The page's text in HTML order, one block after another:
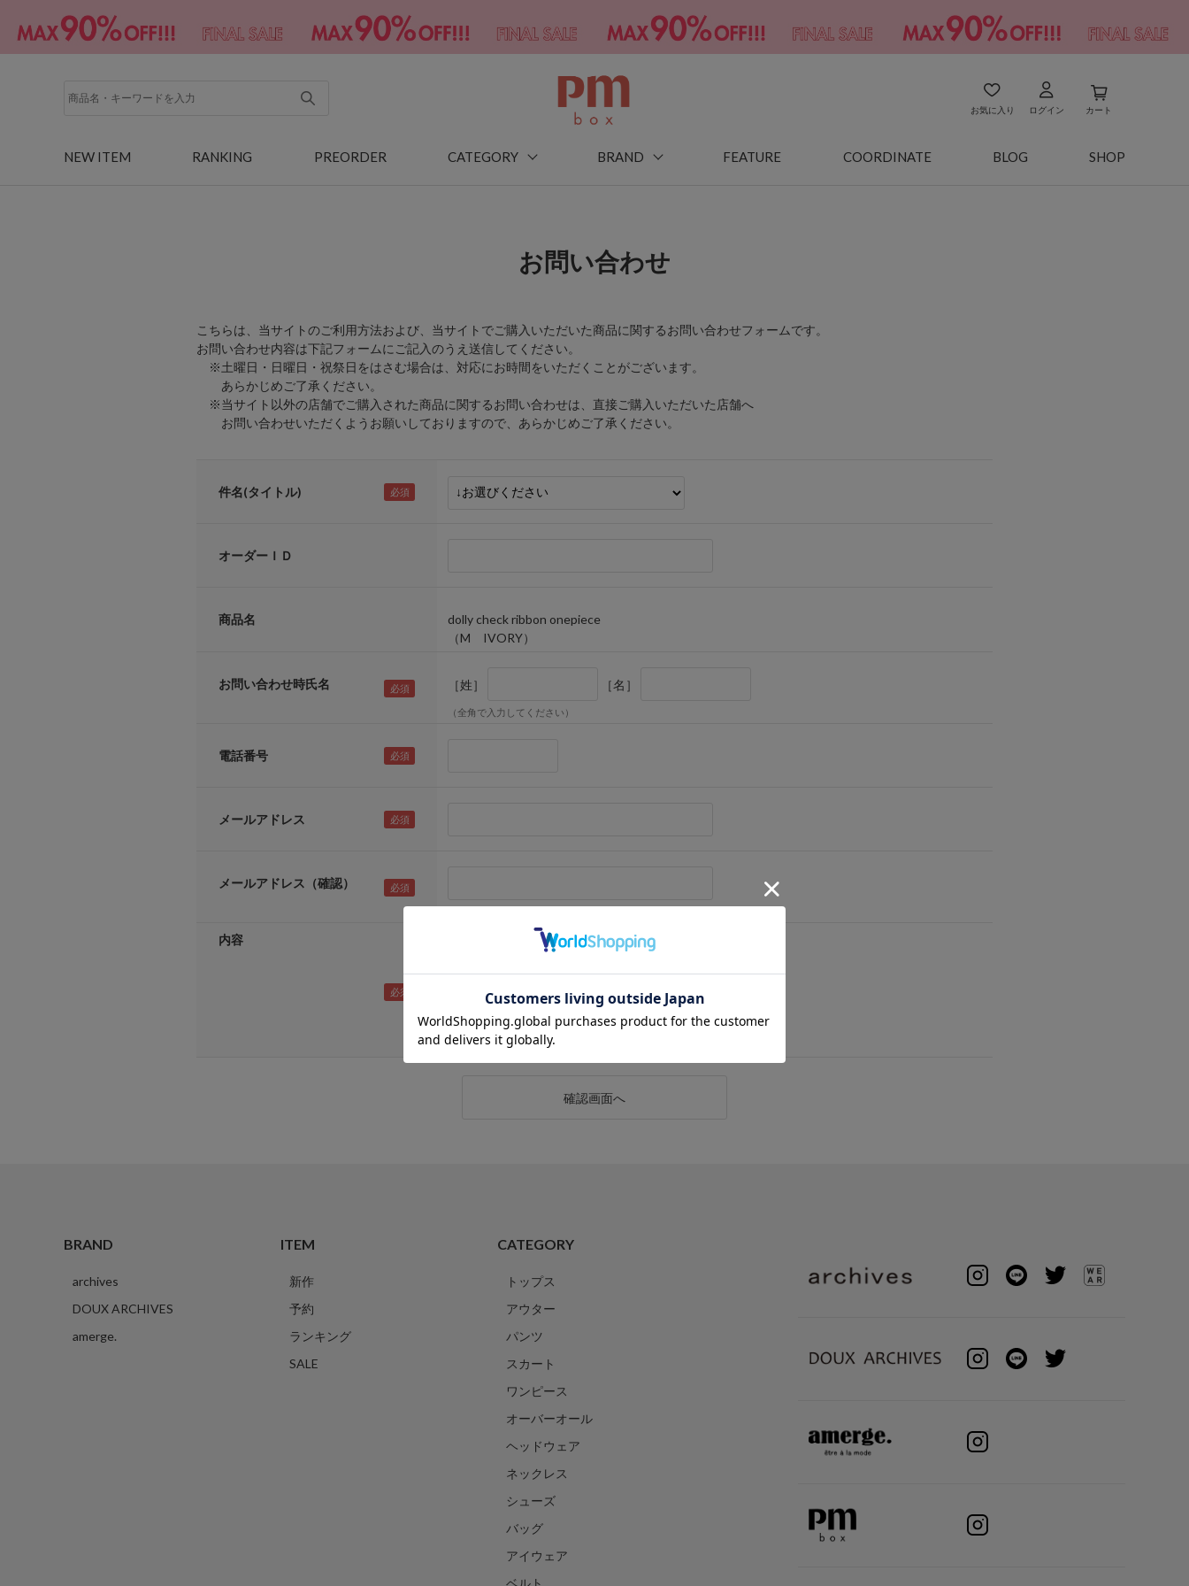
お気に入り ログイン カート
NEW ITEM RANKING PREORDER CATEGORY BRAND FEATURE COORDINATE BLOG SHOP
お問い合わせ
こちらは、当サイトのご利用方法および、当サイトでご購入いただいた商品に関するお問い合わせフォームです。
お問い合わせ内容は下記フォームにご記入のうえ送信してください。
※土曜日・日曜日・祝祭日をはさむ場合は、対応にお時間をいただくことがございます。
あらかじめご了承ください。
※当サイト以外の店舗でご購入された商品に関するお問い合わせは、直接ご購入いただいた店舗へ
お問い合わせいただくようお願いしておりますので、あらかじめご了承ください。
件名(タイトル)
オーダーＩＤ
商品名
dolly check ribbon onepiece
（M IVORY）
お問い合わせ時氏名 ［姓］ ［名］
（全角で入力してください）
電話番号
メールアドレス
メールアドレス（確認）
内容
BRAND
archives
DOUX ARCHIVES
amerge.
ITEM
新作
予約
ランキング
SALE
CATEGORY
トップス
アウター
パンツ
スカート
ワンピース
オーバーオール
ヘッドウェア
ネックレス
シューズ
バッグ
アイウェア
ベルト